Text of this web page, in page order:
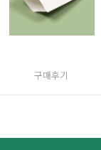
구매후기